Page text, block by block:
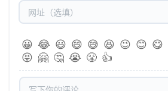
😀 😂 😃 😄 😅 😆 😉 😊 😋
😝 🤗 🤔 😭 😤 👍